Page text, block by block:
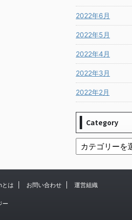
2022年6月
2022年5月
2022年4月
2022年3月
2022年2月
Category
は お問い合わせ 運営組織
ー